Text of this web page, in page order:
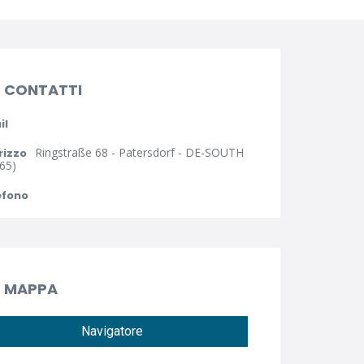
CONTATTI
Ringstraße 68 - Patersdorf - DE-SOUTH
MAPPA
Navigatore